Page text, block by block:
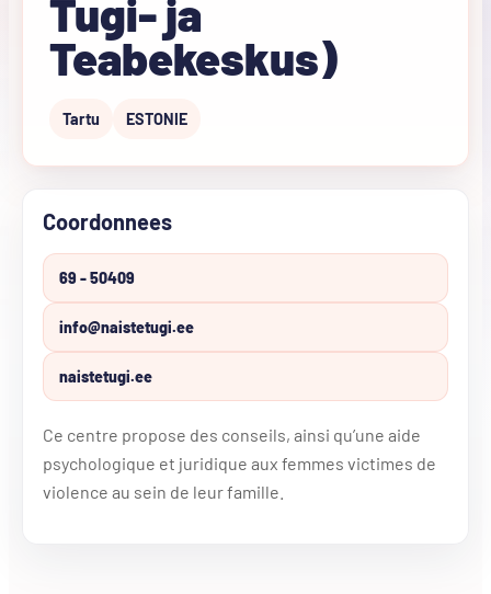
Tugi- ja
Teabekeskus)
Tartu ESTONIE
Coordonnees
69 - 50409
info@naistetugi.ee
naistetugi.ee
Ce centre propose des conseils, ainsi qu’une aide
psychologique et juridique aux femmes victimes de
violence au sein de leur famille.